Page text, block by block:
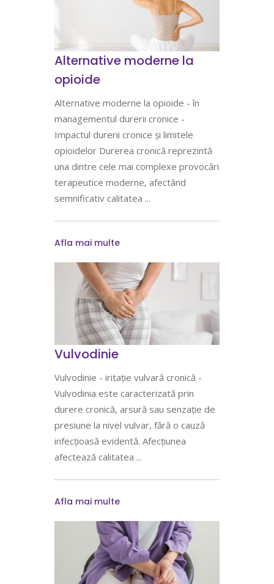
Alternative moderne la
opioide
Alternative moderne la opioide - în
managementul durerii cronice -
Impactul durerii cronice și limitele
opioidelor Durerea cronică reprezintă
una dintre cele mai complexe provocări
terapeutice moderne, afectând
semnificativ calitatea
Afla mai multe
Vulvodinie
Vulvodinie - iritație vulvară cronică -
Vulvodinia este caracterizată prin
durere cronică, arsură sau senzație de
presiune la nivel vulvar, fără o cauză
infecțioasă evidentă. Afecțiunea
afectează calitatea
Afla mai multe